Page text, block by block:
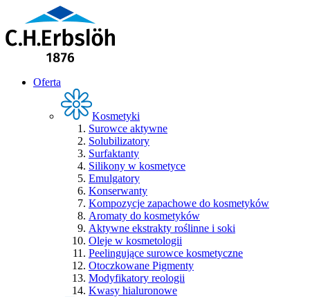
Oferta
Kosmetyki
Surowce aktywne
Solubilizatory
Surfaktanty
Silikony w kosmetyce
Emulgatory
Konserwanty
Kompozycje zapachowe do kosmetyków
Aromaty do kosmetyków
Aktywne ekstrakty roślinne i soki
Oleje w kosmetologii
Peelingujące surowce kosmetyczne
Otoczkowane Pigmenty
Modyfikatory reologii
Kwasy hialuronowe